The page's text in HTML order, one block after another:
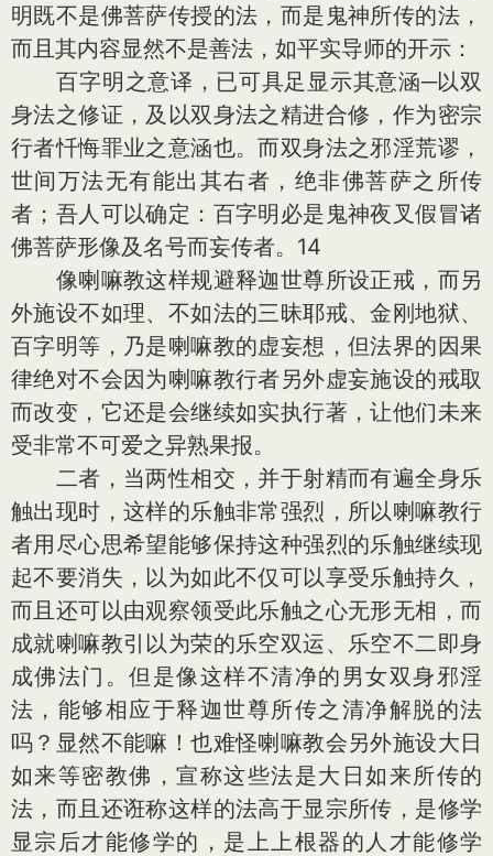
明既不是佛菩萨传授的法，而是鬼神所传的法，
而且其内容显然不是善法，如平实导师的开示：
百字明之意译，已可具足显示其意涵─以双
身法之修证，及以双身法之精进合修，作为密宗
行者忏悔罪业之意涵也。而双身法之邪淫荒谬，
世间万法无有能出其右者，绝非佛菩萨之所传
者；吾人可以确定：百字明必是鬼神夜叉假冒诸
佛菩萨形像及名号而妄传者。14
像喇嘛教这样规避释迦世尊所设正戒，而另
外施设不如理、不如法的三昧耶戒、金刚地狱、
百字明等，乃是喇嘛教的虚妄想，但法界的因果
律绝对不会因为喇嘛教行者另外虚妄施设的戒取
而改变，它还是会继续如实执行著，让他们未来
受非常不可爱之异熟果报。
二者，当两性相交，并于射精而有遍全身乐
触出现时，这样的乐触非常强烈，所以喇嘛教行
者用尽心思希望能够保持这种强烈的乐触继续现
起不要消失，以为如此不仅可以享受乐触持久，
而且还可以由观察领受此乐触之心无形无相，而
成就喇嘛教引以为荣的乐空双运、乐空不二即身
成佛法门。但是像这样不清净的男女双身邪淫
法，能够相应于释迦世尊所传之清净解脱的法
吗？显然不能嘛！也难怪喇嘛教会另外施设大日
如来等密教佛，宣称这些法是大日如来所传的
法，而且还诳称这样的法高于显宗所传，是修学
显宗后才能修学的，是上上根器的人才能修学